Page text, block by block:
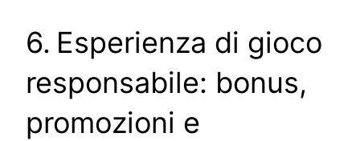
6. Esperienza di gioco
responsabile: bonus,
promozioni e